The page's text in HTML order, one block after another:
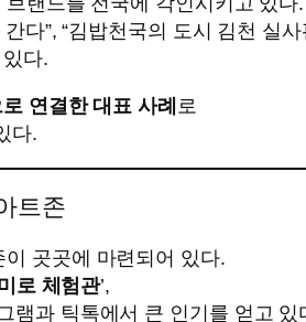
다”, “김밥천국의 도시 김천 실사
다.
연결한 대표 사례 로
다.
트존
곳곳에 마련되어 있다.
로 체험관’,
램과 틱톡에서 큰 인기를 얻고 있